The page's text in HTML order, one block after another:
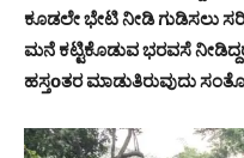
ಕೂಡಲೇ ಭೇಟಿ ನೀಡಿ ಗುಡಿಸಲು
ಮನೆ ಕಟ್ಟಿಕೊಡುವ ಭರವಸೆ
ಹಸ್ತoತರ ಮಾಡುತಿರುವುದು